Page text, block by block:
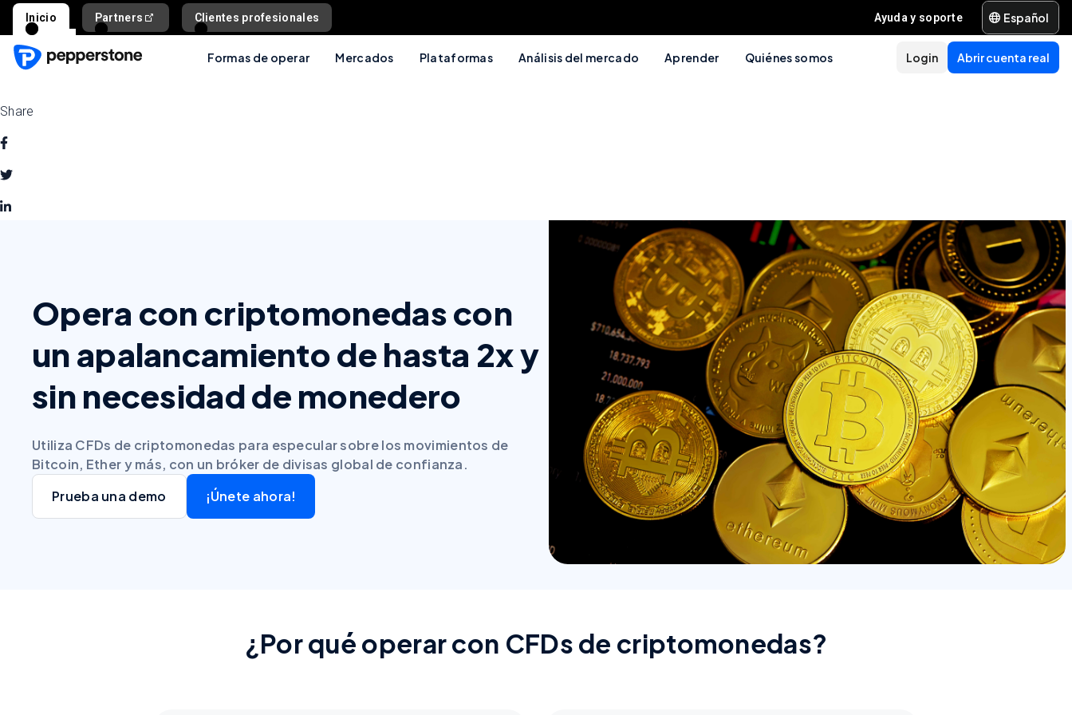
Inicio Partners Clientes profesionales Ayuda y soporte Español
Formas de operar Mercados Plataformas Análisis del mercado Aprender Quiénes somos Abrir cuenta real
Login
Share
Opera con criptomonedas con
un apalancamiento de hasta 2x y
sin necesidad de monedero
Utiliza CFDs de criptomonedas para especular sobre los movimientos de
Bitcoin, Ether y más, con un bróker de divisas global de confianza.
Prueba una demo
¡Únete ahora!
¿Por qué operar con CFDs de criptomonedas?